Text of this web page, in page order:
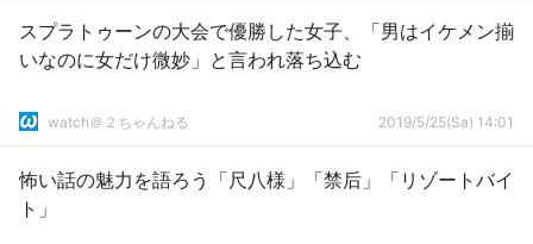
スプラトゥーンの大会で優勝した女子、「男はイケメン揃
いなのに女だけ微妙」と言われ落ち込む
watch＠２ちゃんねる 2019/5/25(Sa) 14:01
怖い話の魅力を語ろう「尺八様」「禁后」「リゾートバイ
ト」